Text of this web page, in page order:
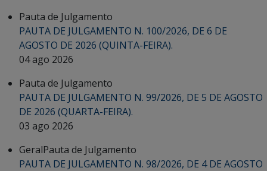
Pauta de Julgamento
PAUTA DE JULGAMENTO N. 100/2026, DE 6 DE
AGOSTO DE 2026 (QUINTA-FEIRA).
04 ago 2026
Pauta de Julgamento
PAUTA DE JULGAMENTO N. 99/2026, DE 5 DE AGOSTO
DE 2026 (QUARTA-FEIRA).
03 ago 2026
GeralPauta de Julgamento
PAUTA DE JULGAMENTO N. 98/2026, DE 4 DE AGOSTO